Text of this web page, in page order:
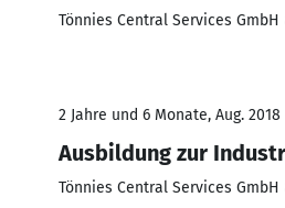
Tönnies Central Services GmbH
2 Jahre und 6 Monate, Aug. 2018
Ausbildung zur
Tönnies Central Services GmbH